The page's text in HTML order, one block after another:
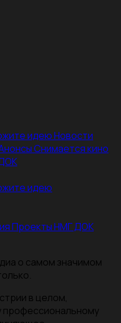
идеюНовости
Снимается кино
идею
Проекты НМГ ДОК
о самом значимом
в целом,
профессиональному